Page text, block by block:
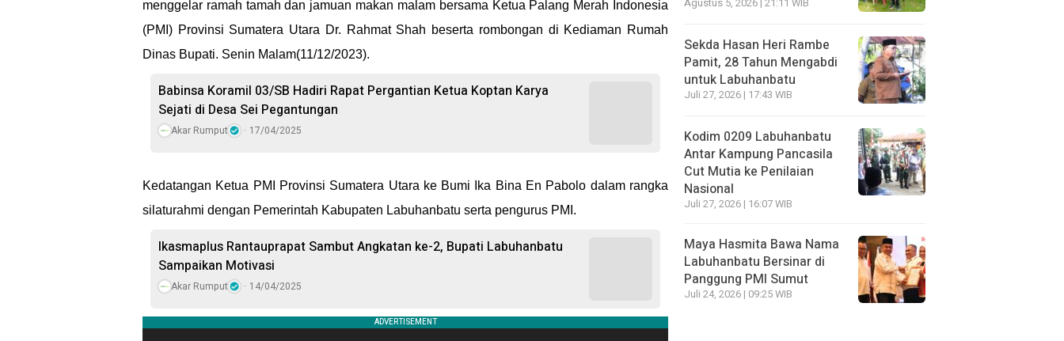
menggelar ramah tamah dan jamuan makan malam bersama Ketua Palang Merah Indonesia
(PMI) Provinsi Sumatera Utara Dr. Rahmat Shah beserta rombongan di Kediaman Rumah
Dinas Bupati. Senin Malam(11/12/2023).
Babinsa Koramil 03/SB Hadiri Rapat Pergantian Ketua Koptan Karya
Sejati di Desa Sei Pegantungan
Akar Rumput 17/04/2025
Kedatangan Ketua PMI Provinsi Sumatera Utara ke Bumi Ika Bina En Pabolo dalam rangka
silaturahmi dengan Pemerintah Kabupaten Labuhanbatu serta pengurus PMI.
Ikasmaplus Rantauprapat Sambut Angkatan ke-2, Bupati Labuhanbatu
Sampaikan Motivasi
Akar Rumput 14/04/2025
Agustus 5, 2026 | 21:11 WIB
Sekda Hasan Heri Rambe
Pamit, 28 Tahun Mengabdi
untuk Labuhanbatu
Juli 27, 2026 | 17:43 WIB
Kodim 0209 Labuhanbatu
Antar Kampung Pancasila
Cut Mutia ke Penilaian
Nasional
Juli 27, 2026 | 16:07 WIB
Maya Hasmita Bawa Nama
Labuhanbatu Bersinar di
Panggung PMI Sumut
Juli 24, 2026 | 09:25 WIB